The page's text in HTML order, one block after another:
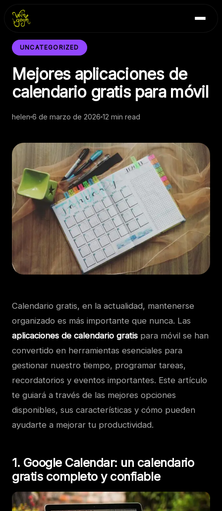
Inicio
Blog
Contacto
UNCATEGORIZED
Mejores aplicaciones de
calendario gratis para móvil
helen 6 de marzo de 2026 12 min read
Calendario gratis, en la actualidad, mantenerse
organizado es más importante que nunca. Las
aplicaciones de calendario gratis para móvil se han
convertido en herramientas esenciales para
gestionar nuestro tiempo, programar tareas,
recordatorios y eventos importantes. Este artículo
te guiará a través de las mejores opciones
disponibles, sus características y cómo pueden
ayudarte a mejorar tu productividad.
1. Google Calendar: un calendario
gratis completo y confiable